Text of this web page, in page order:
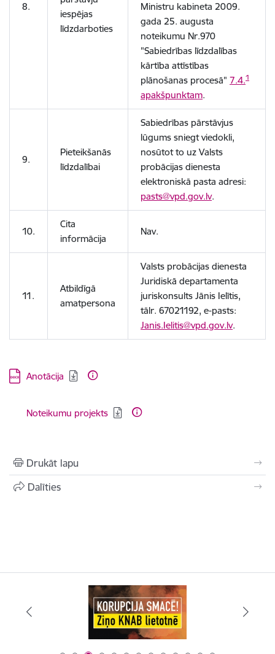
8.
iespējas
līdzdarboties
Ministru kabineta 2009.
gada 25. augusta
noteikumu Nr.970
"Sabiedrības līdzdalības
kārtība attīstības
plānošanas procesā" 7.4.1
apakšpunktam.
9.
Pieteikšanās
līdzdalībai
Sabiedrības pārstāvjus
lūgums sniegt viedokli,
nosūtot to uz Valsts
probācijas dienesta
elektroniskā pasta adresi:
pasts@vpd.gov.lv.
10.
Cita
informācija
Nav.
11.
Atbildīgā
amatpersona
Valsts probācijas dienesta
Juridiskā departamenta
juriskonsults Jānis Ielītis,
tālr. 67021192, e-pasts:
Janis.Ielitis@vpd.gov.lv.
Lejupielādēt:
Anotācija
Lejupielādēt:
Noteikumu projekts
Drukāt lapu
Dalīties